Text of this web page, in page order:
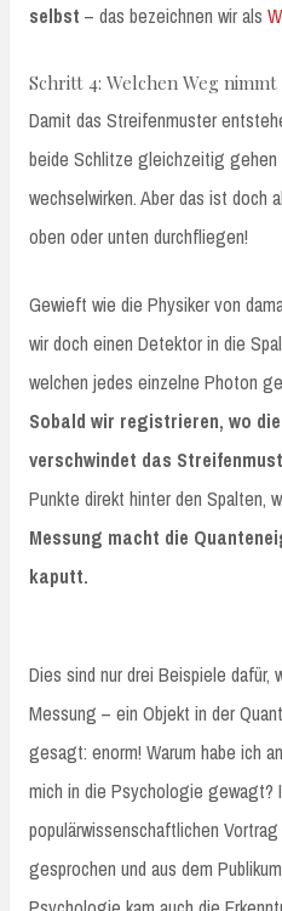
selbst – das bezeichnen wir als
Schritt 4: Welchen Weg nimmt
Damit das Streifenmuster
beide Schlitze gleichzeitig gehen
wechselwirken. Aber das ist doch
oben oder unten durchfliegen!
Gewieft wie die Physiker von
wir doch einen Detektor in die
welchen jedes einzelne Photon
Sobald wir registrieren, wo
verschwindet das
Punkte direkt hinter den Spalten,
Messung macht die
kaputt.
Dies sind nur drei Beispiele
Messung – ein Objekt in der
gesagt: enorm! Warum habe ich
mich in die Psychologie gewagt?
populärwissenschaftlichen
gesprochen und aus dem